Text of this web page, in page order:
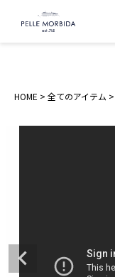
HOME 全てのアイテム